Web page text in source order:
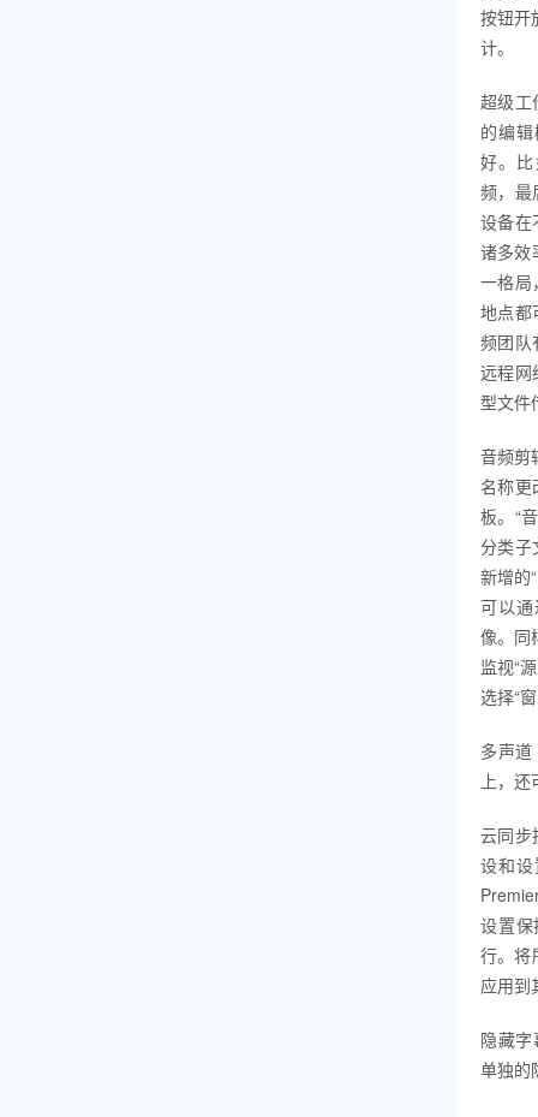
按钮开
计。
超级工
的编
好。
频，最
设备在
诸多效
一格局
地点都
频团队
远程网
型文件
音频剪
名称更
板。“
分类子
新增的
可以
像。同
监视“
选择“
多声
上，
云同步
设和
设置保
行。将
应用到
隐藏
单独的